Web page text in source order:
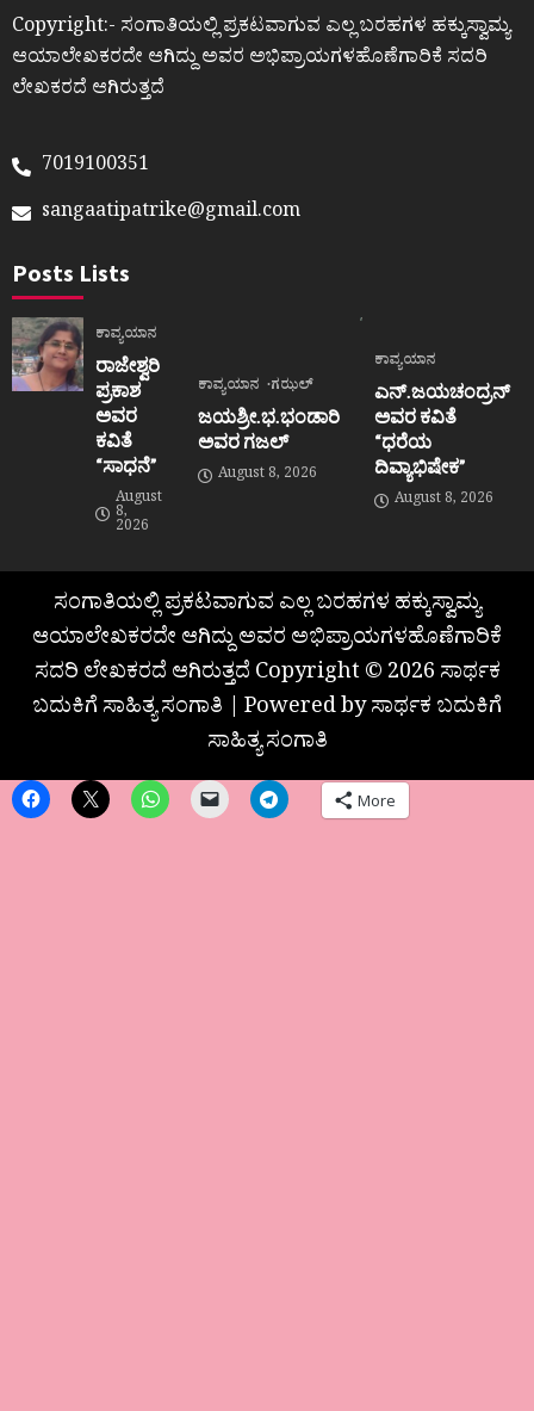
Copyright:- ಸಂಗಾತಿಯಲ್ಲಿ ಪ್ರಕಟವಾಗುವ ಎಲ್ಲ ಬರಹಗಳ ಹಕ್ಕುಸ್ವಾಮ್ಯ
ಆಯಾಲೇಖಕರದೇ ಆಗಿದ್ದು ಅವರ ಅಭಿಪ್ರಾಯಗಳಹೊಣೆಗಾರಿಕೆ ಸದರಿ
ಲೇಖಕರದೆ ಆಗಿರುತ್ತದೆ
7019100351
sangaatipatrike@gmail.com
Posts Lists
ಕಾವ್ಯಯಾನ
ರಾಜೇಶ್ವರಿ
ಪ್ರಕಾಶ
ಅವರ
ಕವಿತೆ
“ಸಾಧನೆ”
August
8,
2026
ಕಾವ್ಯಯಾನ ಗಝಲ್
ಜಯಶ್ರೀ.ಭ.ಭಂಡಾರಿ
ಅವರ ಗಜಲ್
August 8, 2026
ಕಾವ್ಯಯಾನ
ಎನ್.ಜಯಚಂದ್ರನ್
ಅವರ ಕವಿತೆ
“ಧರೆಯ
ದಿವ್ಯಾಭಿಷೇಕ”
August 8, 2026
ಸಂಗಾತಿಯಲ್ಲಿ ಪ್ರಕಟವಾಗುವ ಎಲ್ಲ ಬರಹಗಳ ಹಕ್ಕುಸ್ವಾಮ್ಯ
ಆಯಾಲೇಖಕರದೇ ಆಗಿದ್ದು ಅವರ ಅಭಿಪ್ರಾಯಗಳಹೊಣೆಗಾರಿಕೆ
ಸದರಿ ಲೇಖಕರದೆ ಆಗಿರುತ್ತದೆ Copyright © 2026 ಸಾರ್ಥಕ
ಬದುಕಿಗೆ ಸಾಹಿತ್ಯ ಸಂಗಾತಿ | Powered by ಸಾರ್ಥಕ ಬದುಕಿಗೆ
ಸಾಹಿತ್ಯ ಸಂಗಾತಿ
More